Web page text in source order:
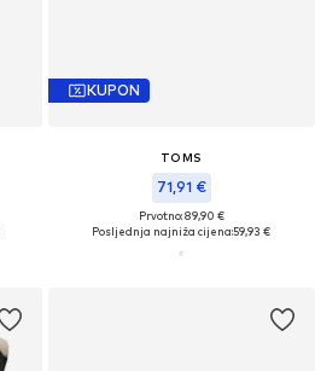
KUPON
TOMS
71,91 €
Prvotno: 89,90 €
Posljednja najniža cijena:59,93 €